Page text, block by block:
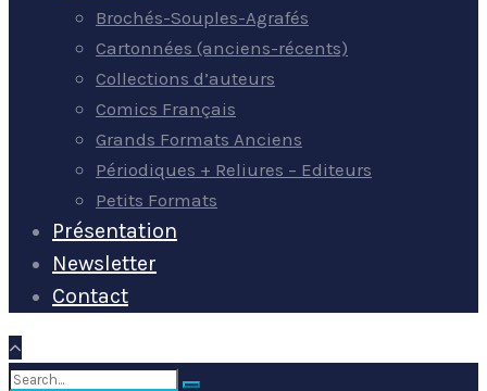
Brochés-Souples-Agrafés
Cartonnées (anciens-récents)
Collections d’auteurs
Comics Français
Grands Formats Anciens
Périodiques + Reliures – Editeurs
Petits Formats
Présentation
Newsletter
Contact
Search